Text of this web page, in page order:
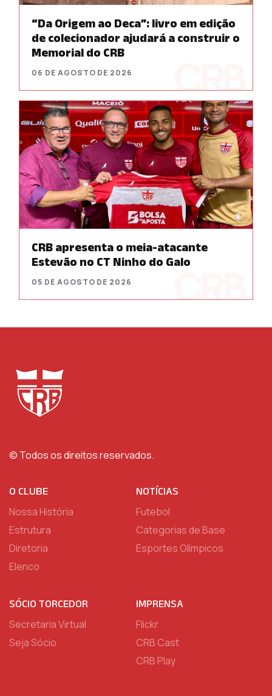
“Da Origem ao Deca”: livro em edição
de colecionador ajudará a construir o
Memorial do CRB
06 DE AGOSTO DE 2026
CRB apresenta o meia-atacante
Estevão no CT Ninho do Galo
05 DE AGOSTO DE 2026
© Todos os direitos reservados.
O CLUBE
Nossa História
Estrutura
Diretoria
Elenco
NOTÍCIAS
Futebol
Categorias de Base
Esportes Olímpicos
SÓCIO TORCEDOR
Secretaria Virtual
Seja Sócio
IMPRENSA
Flickr
CRB Cast
CRB Play